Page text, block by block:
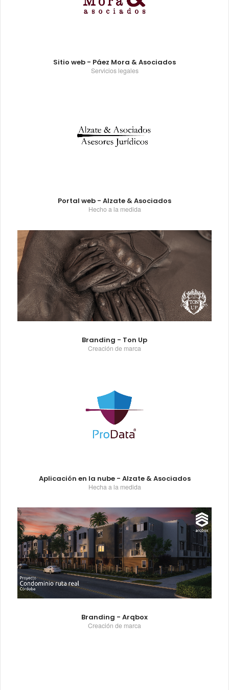
Sitio web - Páez Mora & Asociados
Servicios legales
Portal web - Alzate & Asociados
Hecho a la medida
Branding - Ton Up
Creación de marca
Aplicación en la nube - Alzate & Asociados
Hecha a la medida
Branding - Arqbox
Creación de marca